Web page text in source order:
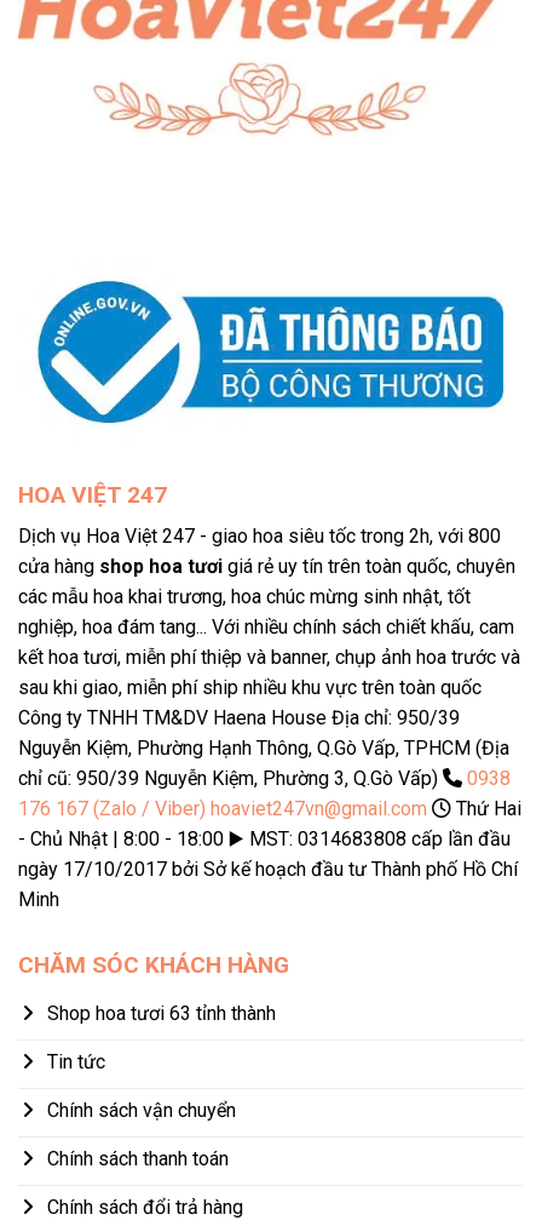
HOA VIỆT 247
Dịch vụ Hoa Việt 247 - giao hoa siêu tốc trong 2h, với 800
cửa hàng shop hoa tươi giá rẻ uy tín trên toàn quốc, chuyên
các mẫu hoa khai trương, hoa chúc mừng sinh nhật, tốt
nghiệp, hoa đám tang... Với nhiều chính sách chiết khấu, cam
kết hoa tươi, miễn phí thiệp và banner, chụp ảnh hoa trước và
sau khi giao, miễn phí ship nhiều khu vực trên toàn quốc
Công ty TNHH TM&DV Haena House Địa chỉ: 950/39
Nguyễn Kiệm, Phường Hạnh Thông, Q.Gò Vấp, TPHCM (Địa
chỉ cũ: 950/39 Nguyễn Kiệm, Phường 3, Q.Gò Vấp)
0938
176 167 (Zalo / Viber) hoaviet247vn@gmail.com
Thứ Hai
- Chủ Nhật | 8:00 - 18:00 ▶️ MST: 0314683808 cấp lần đầu
ngày 17/10/2017 bởi Sở kế hoạch đầu tư Thành phố Hồ Chí
Minh
CHĂM SÓC KHÁCH HÀNG
Shop hoa tươi 63 tỉnh thành
Tin tức
Chính sách vận chuyển
Chính sách thanh toán
Chính sách đổi trả hàng